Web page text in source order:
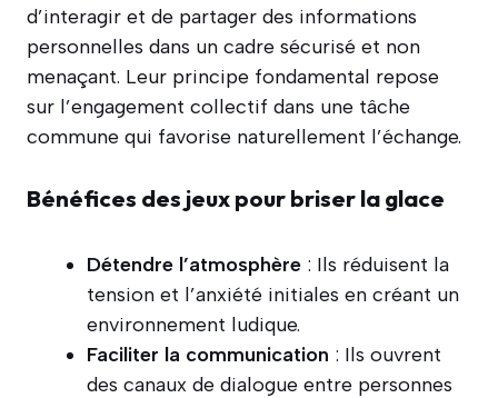
d’interagir et de partager des informations
personnelles dans un cadre sécurisé et non
menaçant. Leur principe fondamental repose
sur l’engagement collectif dans une tâche
commune qui favorise naturellement l’échange.
Bénéfices des jeux pour briser la glace
Détendre l’atmosphère : Ils réduisent la
tension et l’anxiété initiales en créant un
environnement ludique.
Faciliter la communication : Ils ouvrent
des canaux de dialogue entre personnes